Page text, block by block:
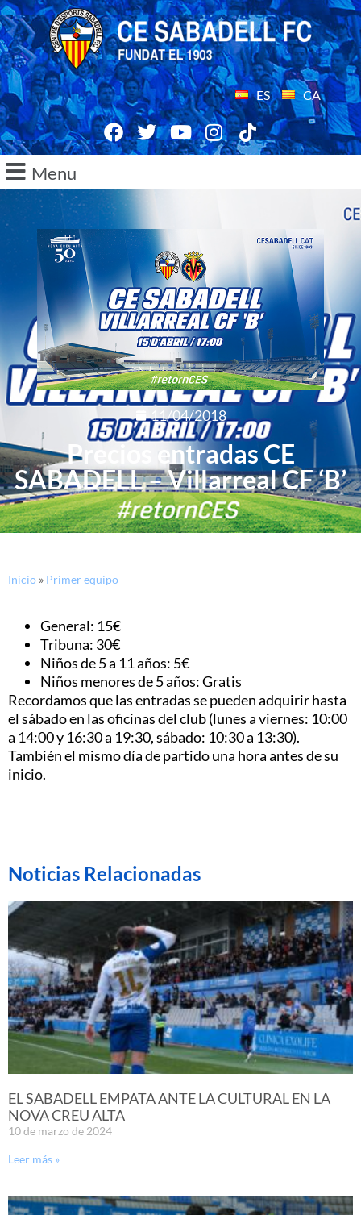
ES CA
Menu
11/04/2018
Precios entradas CE
SABADELL – Villarreal CF ‘B’
Inicio » Primer equipo
General: 15€
Tribuna: 30€
Niños de 5 a 11 años: 5€
Niños menores de 5 años: Gratis
Recordamos que las entradas se pueden adquirir hasta
el sábado en las oficinas del club (lunes a viernes: 10:00
a 14:00 y 16:30 a 19:30, sábado: 10:30 a 13:30).
También el mismo día de partido una hora antes de su
inicio.
Noticias Relacionadas
EL SABADELL EMPATA ANTE LA CULTURAL EN LA
NOVA CREU ALTA
10 de marzo de 2024
Leer más »